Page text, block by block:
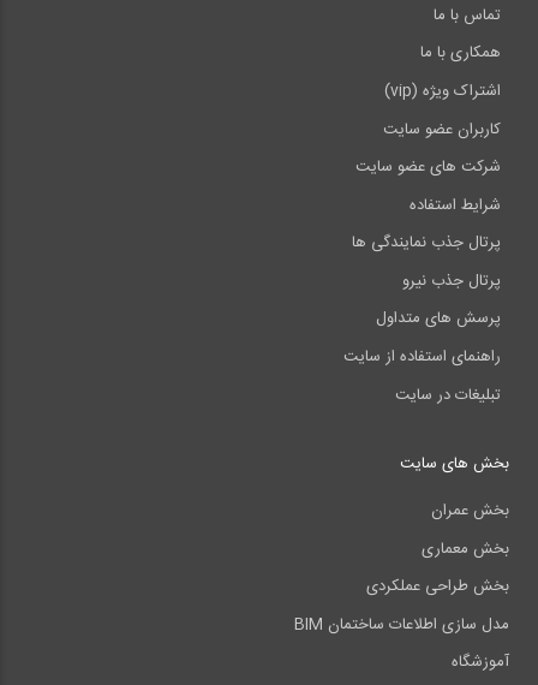
تماس با ما
همکاری با ما
اشتراک ویژه (vip)
کاربران عضو سایت
شرکت های عضو سایت
شرایط استفاده
پرتال جذب نمایندگی ها
پرتال جذب نیرو
پرسش های متداول
راهنمای استفاده از سایت
تبلیغات در سایت
بخش های سایت
بخش عمران
بخش معماری
بخش طراحی عملکردی
مدل سازی اطلاعات ساختمان BIM
آموزشگاه